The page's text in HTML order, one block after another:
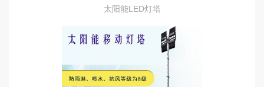
太阳能LED灯塔